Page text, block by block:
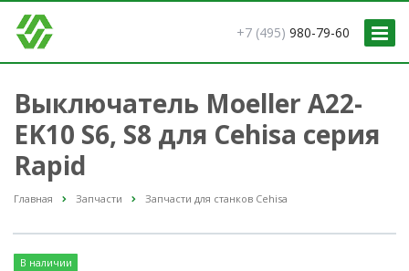
+7 (495) 980-79-60
Выключатель Moeller A22-
EK10 S6, S8 для Cehisa серия
Rapid
Главная Запчасти Запчасти для станков Cehisa
В наличии